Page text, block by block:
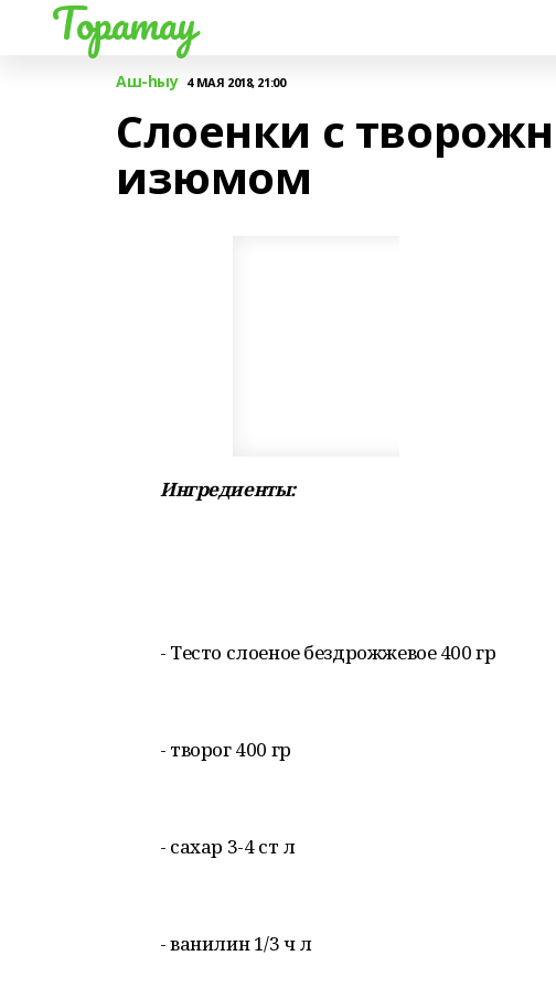
Торатау
Аш-һыу 4 МАЯ 2018, 21:00
Слоенки с
изюмом
Ингредиенты:
- Тесто слоеное бездрожжевое 400 гр
- творог 400 гр
- сахар 3-4 ст л
- ванилин 1/3 ч л